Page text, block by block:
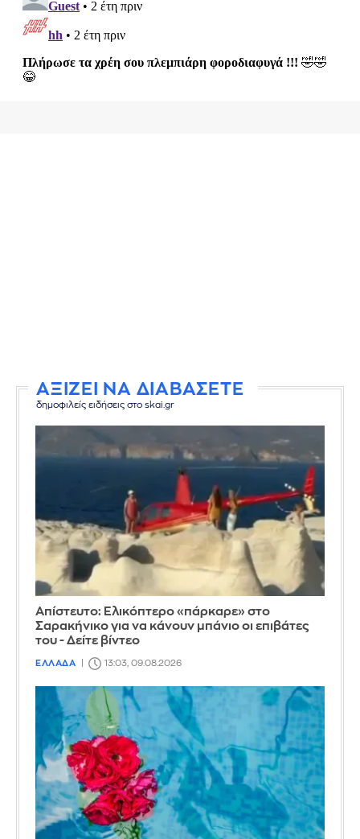
ΑΞΙΖΕΙ ΝΑ ΔΙΑΒΑΣΕΤΕ
δημοφιλείς ειδήσεις στο skai.gr
Απίστευτο: Ελικόπτερο «πάρκαρε» στο
Σαρακήνικο για να κάνουν μπάνιο οι επιβάτες
του - Δείτε βίντεο
ΕΛΛΑΔΑ 13:03, 09.08.2026